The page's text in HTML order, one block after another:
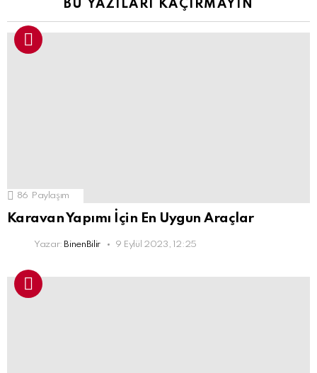
BU YAZILARI KAÇIRMAYIN
86 Paylaşım
Karavan Yapımı İçin En Uygun Araçlar
Yazar: BinenBilir 9 Eylül 2023, 12:25